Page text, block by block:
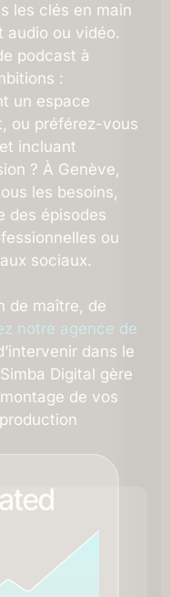
les clés en main
audio ou vidéo.
podcast à
:
un espace
ou préférez-vous
incluant
? À Genève,
les besoins,
des épisodes
ou
sociaux.
de maître, de
notre agence de
dans le
Digital gère
de vos